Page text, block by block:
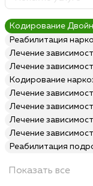
Кодирование
Реабилитация
Лечение
Лечение
Кодирование
Лечение
Лечение
Лечение
Лечение
Реабилитация
Показать все